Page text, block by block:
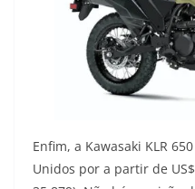
Enfim, a Kawasaki KLR
Unidos por a partir de